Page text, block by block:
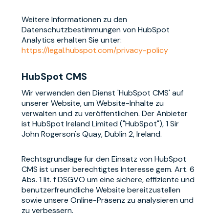
Weitere Informationen zu den
Datenschutzbestimmungen von HubSpot
Analytics erhalten Sie unter:
https://legal.hubspot.com/privacy-policy
HubSpot CMS
Wir verwenden den Dienst 'HubSpot CMS' auf
unserer Website, um Website-Inhalte zu
verwalten und zu veröffentlichen. Der Anbieter
ist HubSpot Ireland Limited ("HubSpot"), 1 Sir
John Rogerson's Quay, Dublin 2, Ireland.
Rechtsgrundlage für den Einsatz von HubSpot
CMS ist unser berechtigtes Interesse gem. Art. 6
Abs. 1 lit. f DSGVO um eine sichere, effiziente und
benutzerfreundliche Website bereitzustellen
sowie unsere Online-Präsenz zu analysieren und
zu verbessern.